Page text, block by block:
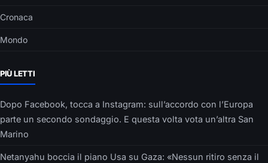
Cronaca
Mondo
PIÙ LETTI
Dopo Facebook, tocca a Instagram: sull’accordo con l’Europa
parte un secondo sondaggio. E questa volta vota un’altra San
Marino
Netanyahu boccia il piano Usa su Gaza: «Nessun ritiro senza il